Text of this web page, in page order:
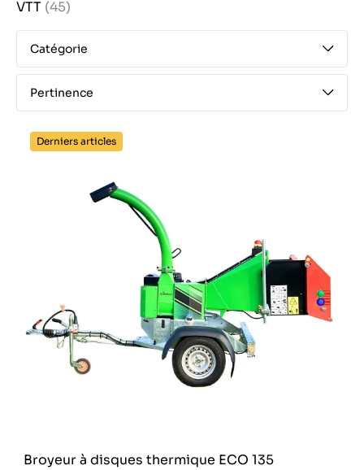
VTT (45)
Catégorie
Pertinence
Derniers articles
Broyeur à disques thermique ECO 135